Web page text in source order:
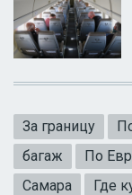
За границу
багаж
По
Самара
Где